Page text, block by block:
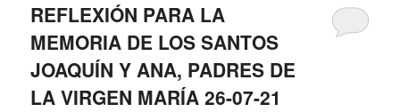
REFLEXIÓN PARA LA
MEMORIA DE LOS SANTOS
JOAQUÍN Y ANA, PADRES DE
LA VIRGEN MARÍA 26-07-21